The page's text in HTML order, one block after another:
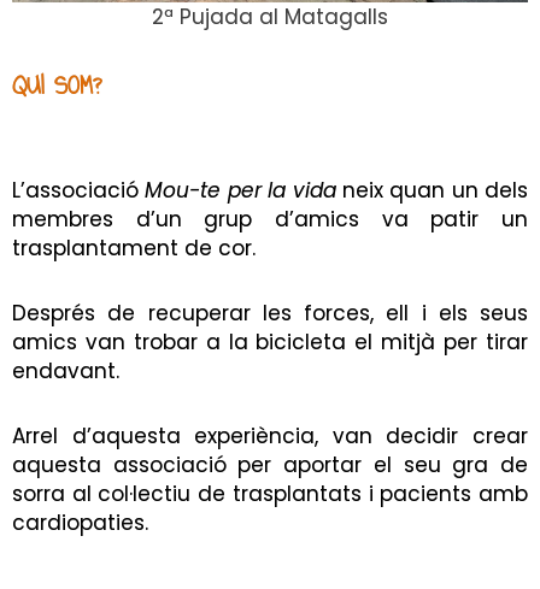
2ª Pujada al Matagalls
QUI SOM?
L’associacióMou-te per la vida neix quan un dels
membres d’un grup d’amics va patir un
trasplantament de cor.
Després de recuperar les forces, ell i els seus
amics van trobar a la bicicleta el mitjà per tirar
endavant.
Arrel d’aquesta experiència, van decidir crear
aquesta associació per aportar el seu gra de
sorra al col·lectiu de trasplantats i pacients amb
cardiopaties.